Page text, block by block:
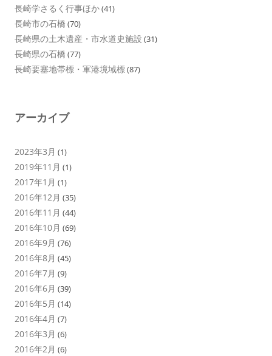
長崎学さるく行事ほか(41)
長崎市の石橋 (70)
長崎県の土木遺産・市水道史施設 (31)
長崎県の石橋 (77)
長崎要塞地帯標・軍港境域標(87)
アーカイブ
2023年3月 (1)
2019年11月 (1)
2017年1月 (1)
2016年12月 (35)
2016年11月 (44)
2016年10月 (69)
2016年9月 (76)
2016年8月 (45)
2016年7月 (9)
2016年6月 (39)
2016年5月 (14)
2016年4月 (7)
2016年3月 (6)
2016年2月 (6)